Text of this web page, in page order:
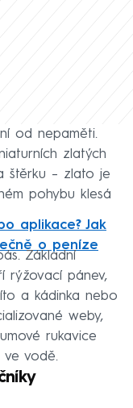
od nepaměti.
zlatých
štěrku – zlato je
pohybu klesá
aplikace? Jak
o peníze
Základní
rýžovací pánev,
a kádinka nebo
weby,
rukavice
ve vodě.